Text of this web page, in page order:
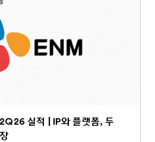
실적 | IP와 플랫폼, 두